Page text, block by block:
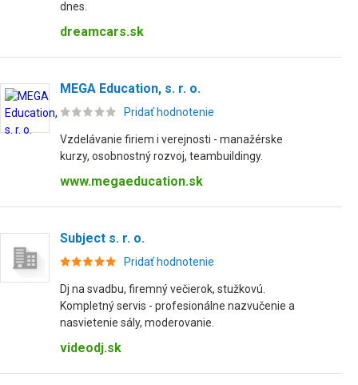
dnes.
dreamcars.sk
MEGA Education, s. r. o.
Pridať hodnotenie
Vzdelávanie firiem i verejnosti - manažérske
kurzy, osobnostný rozvoj, teambuildingy.
www.megaeducation.sk
Subject s. r. o.
Pridať hodnotenie
Dj na svadbu, firemný večierok, stužkovú.
Kompletný servis - profesionálne nazvučenie a
nasvietenie sály, moderovanie.
videodj.sk